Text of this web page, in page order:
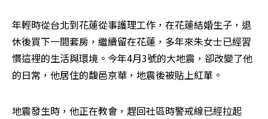
年輕時從台北到花蓮從事護理工作，在花蓮結婚生子，退
休後買下一間套房，繼續留在花蓮，多年來朱女士已經習
慣這裡的生活與環境。今年4月3號的大地震，卻改變了他
的日常，他居住的馥邑京華，地震後被貼上紅單。
地震發生時，他正在教會，趕回社區時警戒線已經拉起